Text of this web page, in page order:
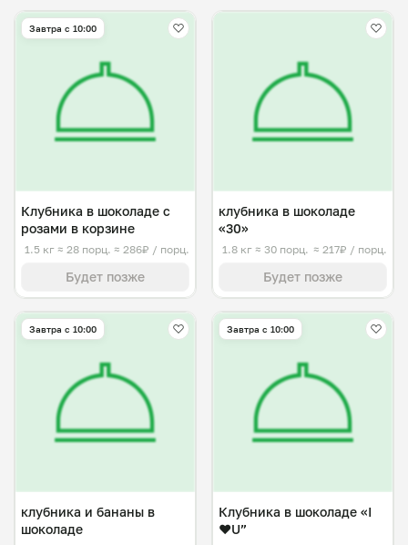
Завтра c 10:00
Клубника в шоколаде с
розами в корзине
1.5 кг ≈ 28 порц. ≈ 286₽ / порц.
Будет позже
клубника в шоколаде
«30»
1.8 кг ≈ 30 порц. ≈ 217₽ / порц.
Будет позже
Завтра c 10:00
клубника и бананы в
шоколаде
Завтра c 10:00
Клубника в шоколаде «I
❤️U”